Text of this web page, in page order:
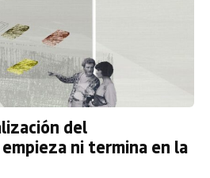
del
ni termina en la